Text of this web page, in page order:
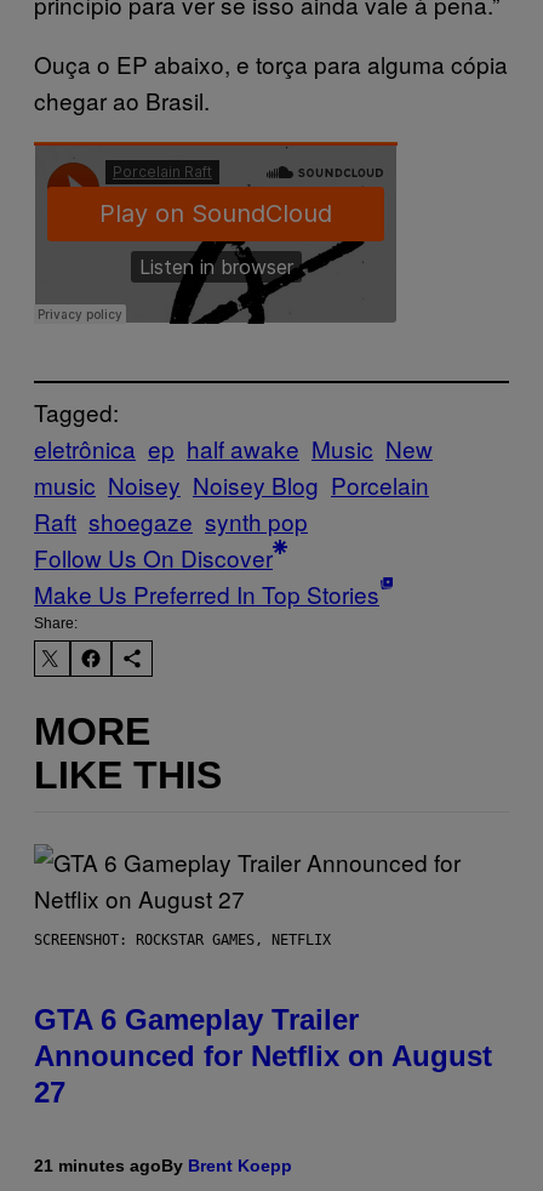
Ouça o EP abaixo, e torça para alguma cópia
chegar ao Brasil.
Tagged:
eletrônica ep half awake Music New
music Noisey Noisey Blog Porcelain
Raft shoegaze synth pop
Follow Us On Discover
Make Us Preferred In Top Stories
Share:
MORE
LIKE THIS
SCREENSHOT: ROCKSTAR GAMES, NETFLIX
GTA 6 Gameplay Trailer
Announced for Netflix on August
27
21 minutes agoBy Brent Koepp